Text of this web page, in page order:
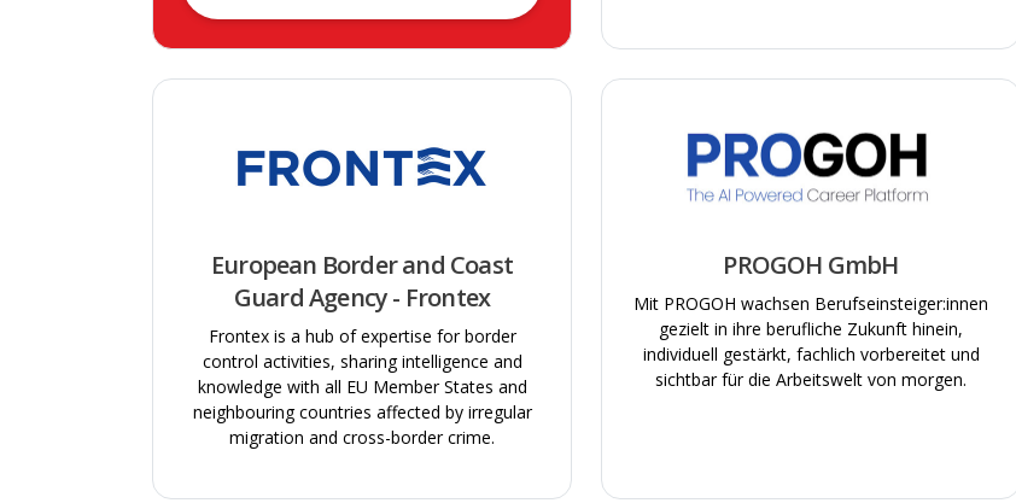
Offene Feedbackkultur
Office Dogs erlaubt
Regelmäßige Teamevents
Sehr gute Fort- und
Sportangebote
European Border and Coast
Guard Agency - Frontex
Frontex is a hub of expertise for border
control activities, sharing intelligence and
knowledge with all EU Member States and
neighbouring countries affected by irregular
migration and cross-border crime.
PROGOH GmbH
Mit PROGOH wachsen Berufseinsteiger:innen
gezielt in ihre berufliche Zukunft hinein,
individuell gestärkt, fachlich vorbereitet und
sichtbar für die Arbeitswelt von morgen.